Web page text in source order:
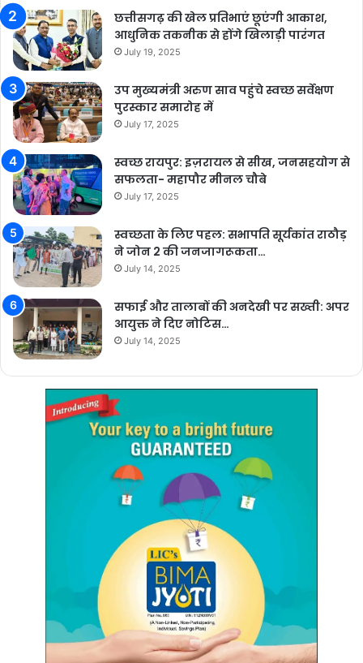
छत्तीसगढ़ की खेल प्रतिभाएं छूएंगी आकाश,
आधुनिक तकनीक से होंगे खिलाड़ी पारंगत
July 19, 2025
उप मुख्यमंत्री अरुण साव पहुंचे स्वच्छ सर्वेक्षण
पुरस्कार समारोह में
July 17, 2025
स्वच्छ रायपुर: इज़रायल से सीख, जनसहयोग से
सफलता- महापौर मीनल चौबे
July 17, 2025
स्वच्छता के लिए पहल: सभापति सूर्यकांत राठौड़
ने जोन 2 की जनजागरूकता…
July 14, 2025
सफाई और तालाबों की अनदेखी पर सख्ती: अपर
आयुक्त ने दिए नोटिस…
July 14, 2025